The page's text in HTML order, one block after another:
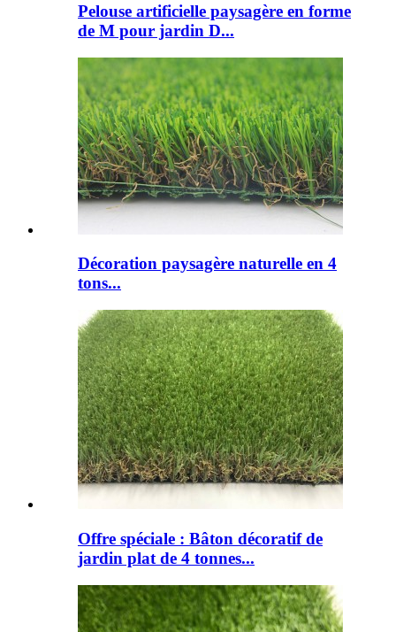
Pelouse artificielle paysagère en forme
de M pour jardin D...
Décoration paysagère naturelle en 4
tons...
Offre spéciale : Bâton décoratif de
jardin plat de 4 tonnes...